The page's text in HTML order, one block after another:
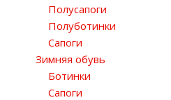
Полусапоги
Полуботинки
Сапоги
Зимняя обувь
Ботинки
Сапоги